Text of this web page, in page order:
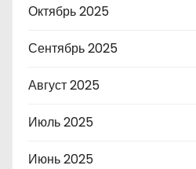
Октябрь 2025
Сентябрь 2025
Август 2025
Июль 2025
Июнь 2025